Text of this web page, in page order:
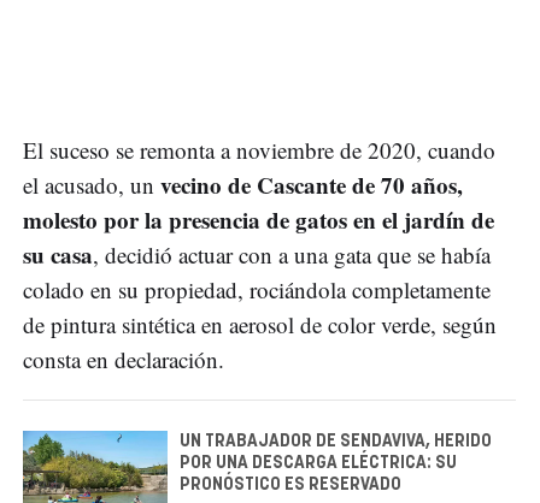
El suceso se remonta a noviembre de 2020, cuando
el acusado, un vecino de Cascante de 70 años,
molesto por la presencia de gatos en el jardín de
su casa, decidió actuar con a una gata que se había
colado en su propiedad, rociándola completamente
de pintura sintética en aerosol de color verde, según
consta en declaración.
UN TRABAJADOR DE SENDAVIVA, HERIDO
POR UNA DESCARGA ELÉCTRICA: SU
PRONÓSTICO ES RESERVADO